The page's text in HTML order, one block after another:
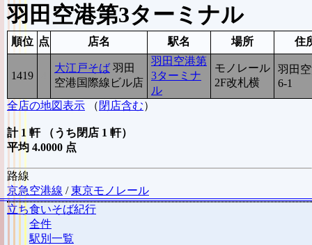
羽田空港第3ターミナル
順位 点 店名 駅名 場所 住
1419
大江戸そば 羽田
空港国際線ビル店
羽田空港第
3ターミナ
ル
モノレール
2F改札横
羽田
6-1
全店の地図表示 （ 閉店含む）
計 1 軒 （うち閉店 1 軒）
平均 4.0000 点
路線
京急空港線 /東京モノレール
立ち食いそば紀行
全件
駅別一覧